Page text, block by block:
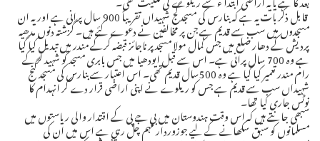
قابل ذکر بات یہ ہے کہ بنارس کی مسجد گج شہیداں تقریباً 900 سال پرانی ہے اوریہ ان
مسجدوں میں سب سے قدیم ہے جن پر مخالفین نے دعوے کئے ہیں۔ گزشتہ دنوں مدھیہ
پردیش کے دھار ضلع میں جس کمال مولا مسجد پر ناجائز قبضہ کرکے مندر میں تبدیل کیا گیا
ہے وہ 700 سال پرانی ہے۔ اس سے قبل ایودھیا میں جس بابری مسجد کو شہید کرکے
رام مندر تعمیر کیا گیا ہے وہ 500سال قدیم تھی۔ اس اعتبار سے بنارس کی مسجد گنج
شہیداں سب سے قدیم ہے جس کو ریلوے نے اپنی اراضی قرار دے کر انہدام کا
نوٹس جاری کیا تھا۔
سبھی جانتے ہیں کہ اس وقت ہندوستان میں بی جے پی کے اقتدار والی ریاستوں میں
مسلمانوں کو سبق سکھانے کے لیے جوزوردار مہم چل رہی ہے اس میں ان کی